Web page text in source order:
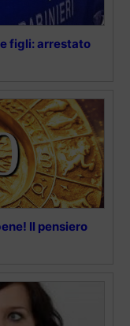
figli: arrestato
Il pensiero